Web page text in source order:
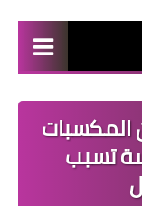
المكسبات
تسبب